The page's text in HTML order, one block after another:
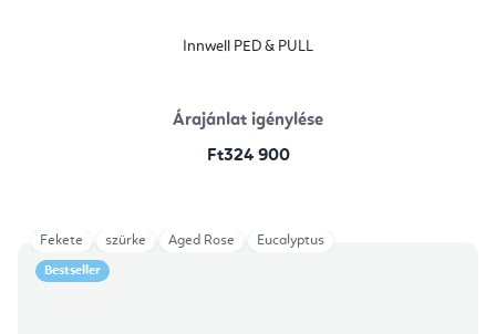
Innwell PED & PULL
Árajánlat igénylése
Ft324 900
Bestseller
Fekete szürke Aged Rose Eucalyptus